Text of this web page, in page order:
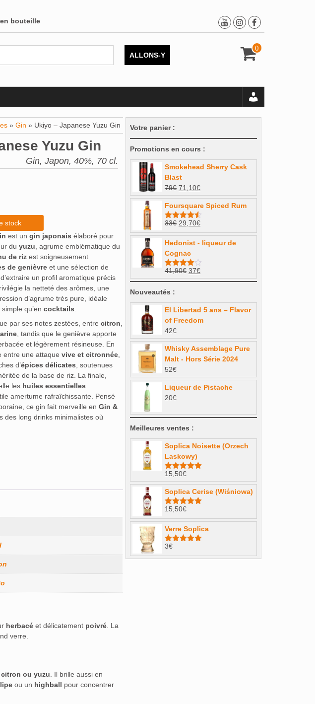
bouteille
0
ALLONS-Y
» Gin » Ukiyo – Japanese Yuzu Gin
Yuzu Gin
Gin, Japon, 40%, 70 cl.
stock
est un gin japonais élaboré pour
du yuzu , agrume emblématique du
de rizest soigneusement
de genièvreet une sélection de
un profil aromatique précis
la netteté des arômes, une
d’agrume très pure, idéale
qu’en cocktails
par ses notes zestées, entre citron
, tandis que le genièvre apporte
et légèrement résineuse. En
entre une attaque vive et citronnée,
d’épices délicates , soutenues
de la base de riz. La finale,
les huiles essentielles
amertume rafraîchissante. Pensé
ce gin fait merveille en Gin &
des long drinks minimalistes où
herbacé et délicatement poivré. La
verre.
ou yuzu. Il brille aussi en
ou un highball pour concentrer
Votre panier :
Promotions en cours :
Smokehead Sherry Cask
Blast
79€ Le
prix
initial
était :
79€.
71,10€Le
prix
actuel
est :
71,10€.
Foursquare Spiced Rum
Note4.50
sur 5
33€ Le
prix
initial
était :
33€.
29,70€Le
prix
actuel
29,70€.
Hedonist - liqueur de
Cognac
Note4.00
sur 5
41,90€ Le
prix
était :
41,90€.
37€Le
prix
est :
37€.
Nouveautés :
El Libertad 5 ans – Flavor
of Freedom
42€
Whisky Assemblage Pure
Malt - Hors Série 2024
52€
Liqueur de Pistache
20€
Meilleures ventes :
Soplica Noisette (Orzech
Laskowy)
Note4.98
sur 5
15,50€
Soplica Cerise (Wiśniowa)
Note5.00
sur 5
15,50€
Verre Soplica
Note
sur 5
3€